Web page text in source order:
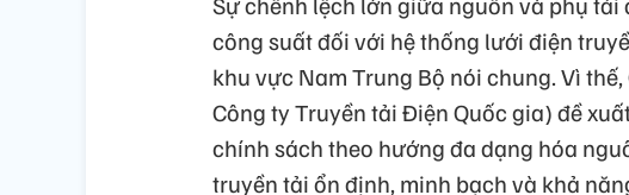
công suất đối với hệ thống lưới điện
khu vực Nam Trung Bộ nói chung. Vì
Công ty Truyền tải Điện Quốc gia) đề
chính sách theo hướng đa dạng hóa
truyền tải ổn định, minh bạch và khả